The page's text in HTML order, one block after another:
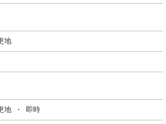
地
地 ・ 即時